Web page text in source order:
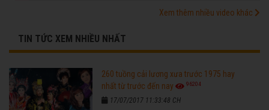
Xem thêm nhiều video khác
TIN TỨC XEM NHIỀU NHẤT
260 tuồng cải lương xưa trước 1975 hay
nhất từ trước đến nay
96204
17/07/2017 11:33:48 CH